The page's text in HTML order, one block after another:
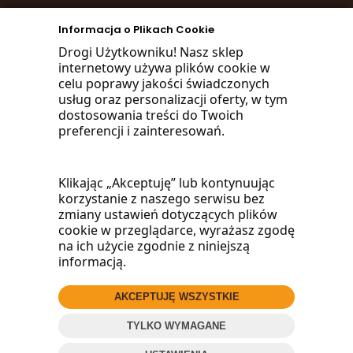
Informacja o Plikach Cookie
Drogi Użytkowniku! Nasz sklep
internetowy używa plików cookie w
celu poprawy jakości świadczonych
usług oraz personalizacji oferty, w tym
dostosowania treści do Twoich
preferencji i zainteresowań.
Klikając „Akceptuję” lub kontynuując
korzystanie z naszego serwisu bez
zmiany ustawień dotyczących plików
cookie w przeglądarce, wyrażasz zgodę
na ich użycie zgodnie z niniejszą
informacją.
AKCEPTUJĘ WSZYSTKIE
TYLKO WYMAGANE
zadzwoń
668 470 038
660 072 042
lub napisz:
biuro@woodmarket.pl
Facebook
Market.pl